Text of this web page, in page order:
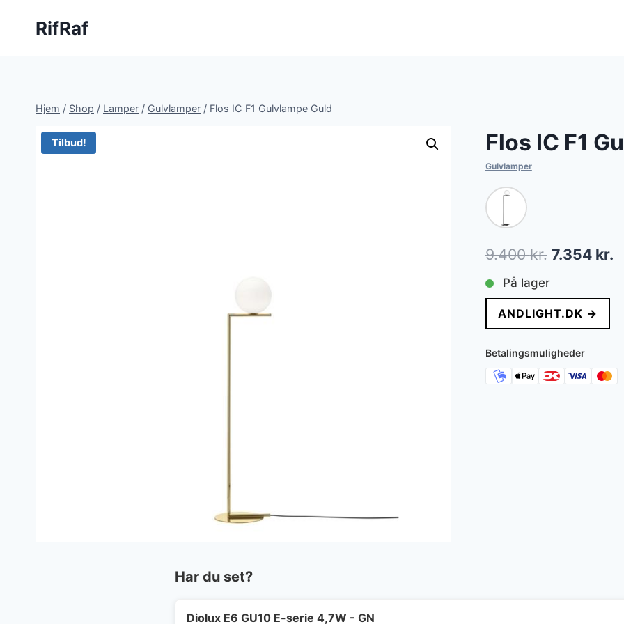
RifRaf
Hjem / Shop / Lamper / Gulvlamper / Flos IC F1 Gulvlampe Guld
Tilbud! Flos IC F1
Gulvlamper
9.400kr. Den
pris
var:
9.400 kr..
7.354 kr.
På lager
ANDLIGHT.DK →
Betalingsmuligheder
Har du set?
Diolux E6 GU10 E-serie 4,7W - GN